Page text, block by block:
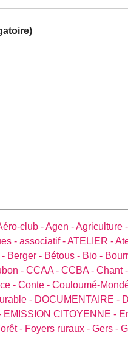
club -Agen -Agriculture -
- associatif -ATELIER -
- Berger - Bétous - Bio -
- CCAA - CCBA - Chant -
- Conte - Couloumé-
- DOCUMENTAIRE -
EMISSION CITOYENNE -
- Foyers ruraux - Gers -